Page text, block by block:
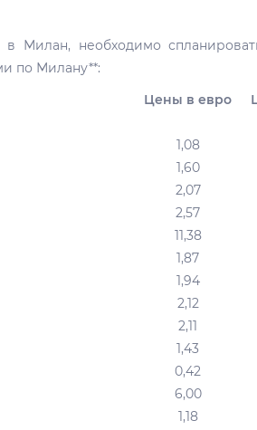
в Милан, необходимо
по Милану**:
Цены в евро
1,08
1,60
2,07
2,57
11,38
1,87
1,94
2,12
2,11
1,43
0,42
6,00
1,18